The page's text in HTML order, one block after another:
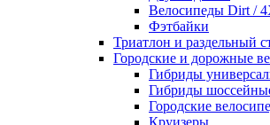
Велосипеды Dirt /
Фэтбайки
Триатлон и раздельный
Городские и дорожные
Гибриды
Гибриды
Городские
Круизеры